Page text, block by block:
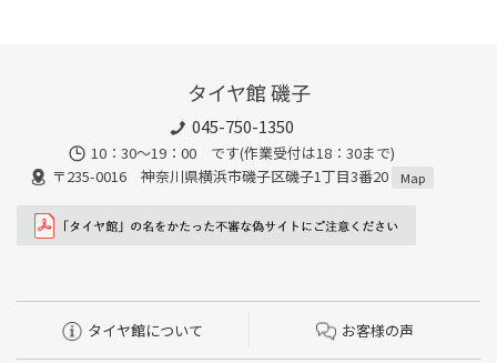
タイヤ館 磯子
045-750-1350
10：30～19：00 です(作業受付は18：30まで)
〒235-0016 神奈川県横浜市磯子区磯子1丁目3番20
Map
タイヤ館について お客様の声